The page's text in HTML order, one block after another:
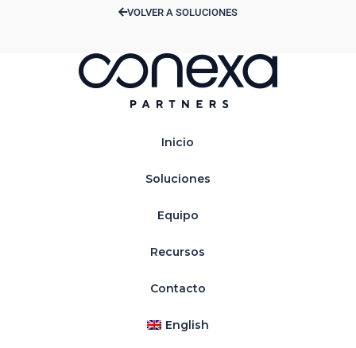
VOLVER A SOLUCIONES
Inicio
Soluciones
Equipo
Recursos
Contacto
English